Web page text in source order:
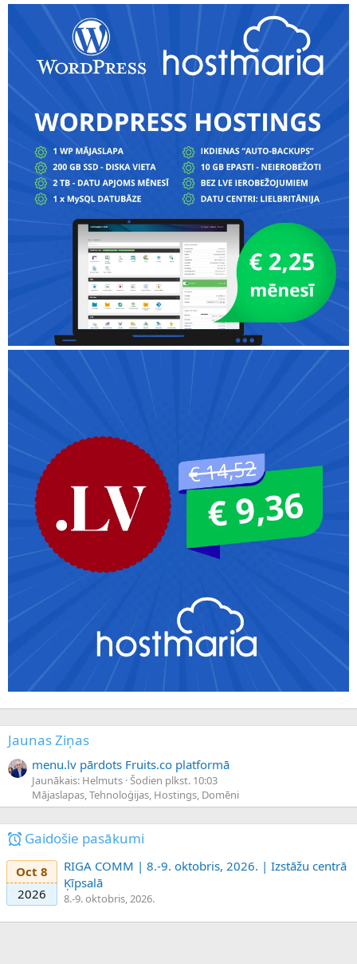
Jaunas Ziņas
menu.lv pārdots Fruits.co platformā
Jaunākais: Helmuts Šodien plkst. 10:03
Mājaslapas, Tehnoloģijas, Hostings, Domēni
Gaidošie pasākumi
Oct 8
2026
RIGA COMM | 8.-9. oktobris, 2026. | Izstāžu centrā
Ķīpsalā
8.-9. oktobris, 2026.